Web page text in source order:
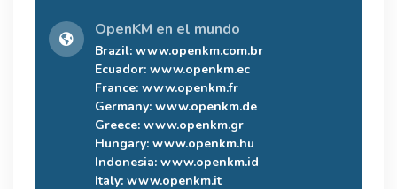
OpenKM en el mundo
Brazil: www.openkm.com.br
Ecuador: www.openkm.ec
France: www.openkm.fr
Germany: www.openkm.de
Greece: www.openkm.gr
Hungary: www.openkm.hu
Indonesia: www.openkm.id
Italy: www.openkm.it